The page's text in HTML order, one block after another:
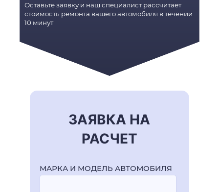
Оставьте заявку и наш специалист рассчитает
стоимость ремонта вашего автомобиля в течении
10 минут
ЗАЯВКА НА
РАСЧЕТ
МАРКА И МОДЕЛЬ АВТОМОБИЛЯ